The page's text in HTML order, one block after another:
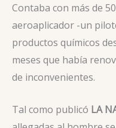
Contaba con más de
aeroaplicador -un
productos químicos
meses que había
de inconvenientes.
Tal como publicó LA